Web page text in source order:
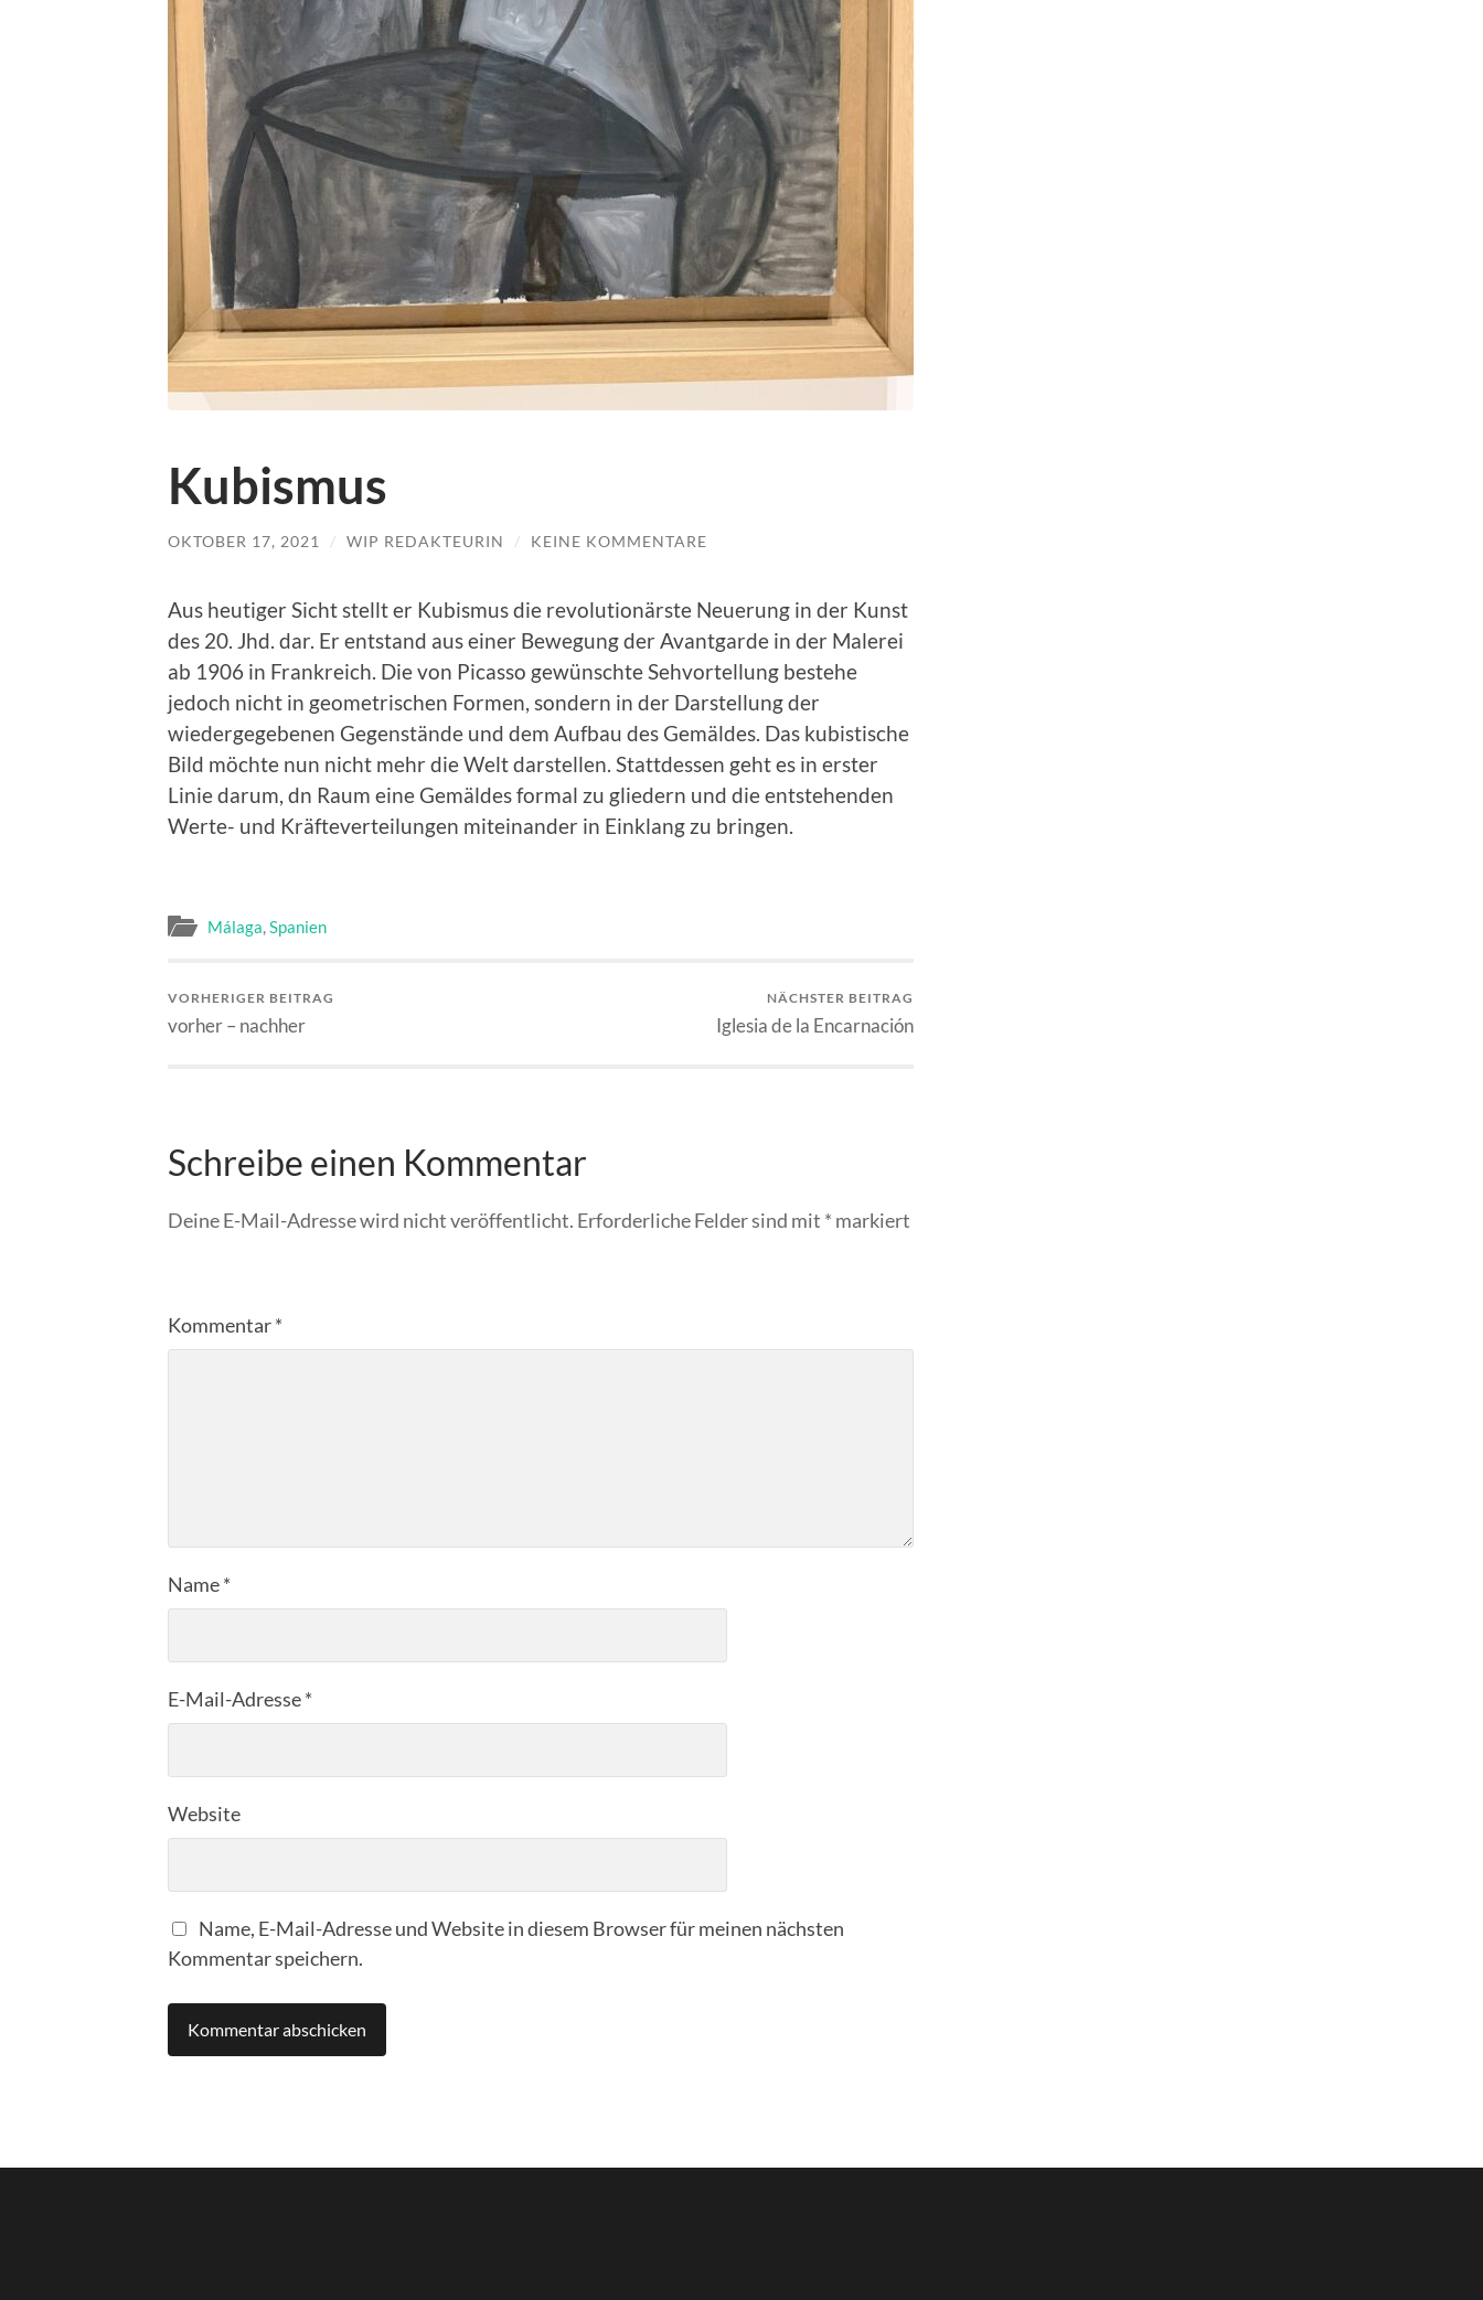
Kubismus
OKTOBER 17, 2021 / WIP REDAKTEURIN / KEINE KOMMENTARE
Aus heutiger Sicht stellt er Kubismus die revolutionärste Neuerung in der Kunst
des 20. Jhd. dar. Er entstand aus einer Bewegung der Avantgarde in der Malerei
ab 1906 in Frankreich. Die von Picasso gewünschte Sehvortellung bestehe
jedoch nicht in geometrischen Formen, sondern in der Darstellung der
wiedergegebenen Gegenstände und dem Aufbau des Gemäldes. Das kubistische
Bild möchte nun nicht mehr die Welt darstellen. Stattdessen geht es in erster
Linie darum, dn Raum eine Gemäldes formal zu gliedern und die entstehenden
Werte- und Kräfteverteilungen miteinander in Einklang zu bringen.
Málaga,Spanien
VORHERIGER BEITRAG
vorher – nachher
NÄCHSTER BEITRAG
Iglesia de la Encarnación
Schreibe einen Kommentar
Deine E-Mail-Adresse wird nicht veröffentlicht. Erforderliche Felder sind mit * markiert
Kommentar*
Name*
E-Mail-Adresse*
Website
Name, E-Mail-Adresse und Website in diesem Browser für meinen nächsten
Kommentar speichern.